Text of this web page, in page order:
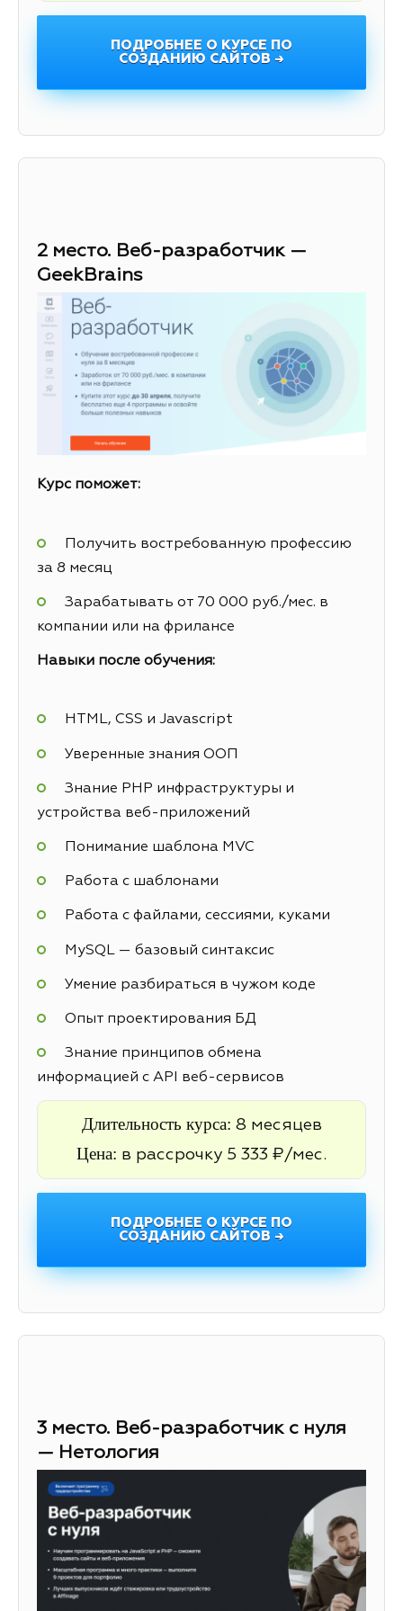
ПОДРОБНЕЕ О КУРСЕ ПО
СОЗДАНИЮ САЙТОВ →
2 место. Веб-разработчик —
GeekBrains
Курс поможет:
Получить востребованную профессию
за 8 месяц
Зарабатывать от 70 000 руб./мес. в
компании или на фрилансе
Навыки после обучения:
HTML, CSS и Javascript
Уверенные знания ООП
Знание PHP инфраструктуры и
устройства веб-приложений
Понимание шаблона MVC
Работа с шаблонами
Работа с файлами, сессиями, куками
MySQL — базовый синтаксис
Умение разбираться в чужом коде
Опыт проектирования БД
Знание принципов обмена
информацией с API веб-сервисов
Длительность курса: 8 месяцев
Цена: в рассрочку 5 333 ₽/мес.
ПОДРОБНЕЕ О КУРСЕ ПО
СОЗДАНИЮ САЙТОВ →
3 место. Веб-разработчик с нуля
— Нетология